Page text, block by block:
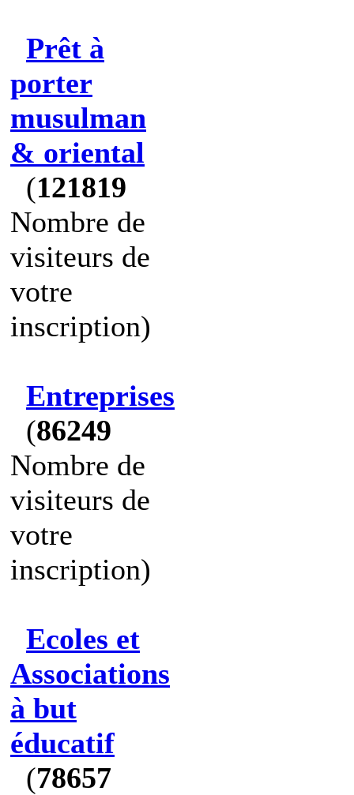
Prêt à
porter
musulman
& oriental
(121819
Nombre de
visiteurs de
votre
inscription)
Entreprises
(86249
Nombre de
visiteurs de
votre
inscription)
Ecoles et
Associations
à but
éducatif
(78657